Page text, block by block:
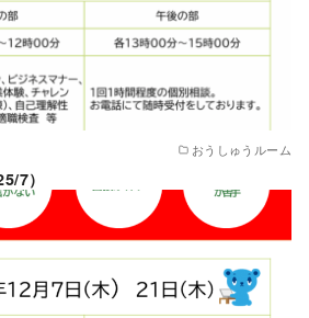
おうしゅうルーム
7）